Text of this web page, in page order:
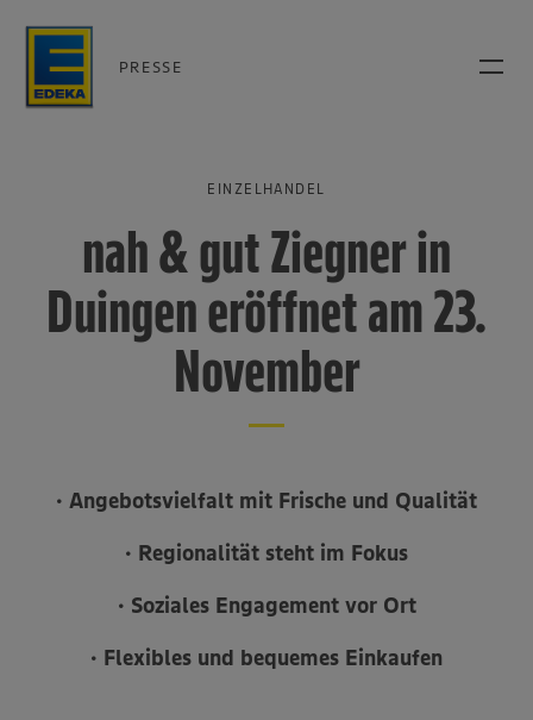
PRESSE
EINZELHANDEL
nah & gut Ziegner in
Duingen eröffnet am 23.
November
• Angebotsvielfalt mit Frische und Qualität
• Regionalität steht im Fokus
• Soziales Engagement vor Ort
• Flexibles und bequemes Einkaufen